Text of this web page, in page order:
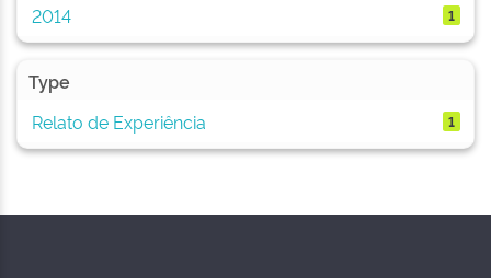
2014
1
Type
Relato de Experiência
1